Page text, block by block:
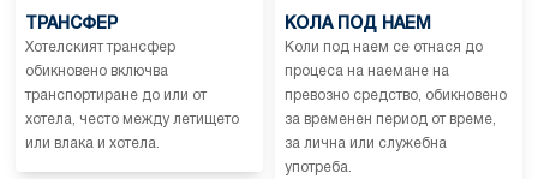
ТРАНСФЕР
Хотелският трансфер
обикновено включва
транспортиране до или от
хотела, често между летището
или влака и хотела.
КОЛА ПОД НАЕМ
Коли под наем се отнася до
процеса на наемане на
превозно средство, обикновено
за временен период от време,
за лична или служебна
употреба.